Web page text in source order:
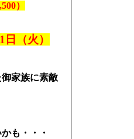
）
日（火）
家族に素敵
も・・・